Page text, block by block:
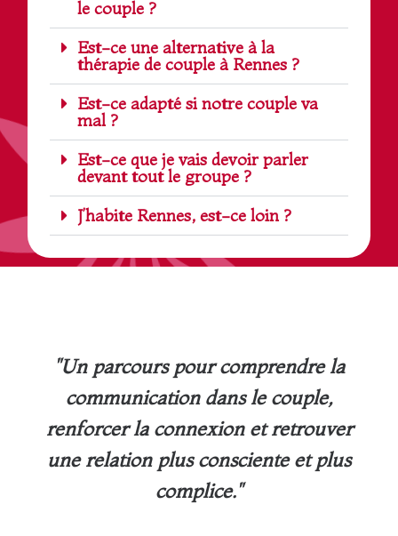
le couple ?
Est-ce une alternative à la
thérapie de couple à Rennes ?
Est-ce adapté si notre couple va
mal ?
Est-ce que je vais devoir parler
devant tout le groupe ?
J’habite Rennes, est-ce loin ?
"Un parcours pour comprendre la
communication dans le couple,
renforcer la connexion et retrouver
une relation plus consciente et plus
complice."